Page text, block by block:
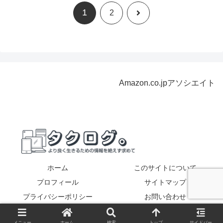
1 2 次
Amazon.co.jpアソシエイト
ホーム
このサイトについて
プロフィール
サイトマップ
プライバシーポリシー
お問い合わせ
Copyright © 2017-2026 タクログ。 All Rights Reserved.